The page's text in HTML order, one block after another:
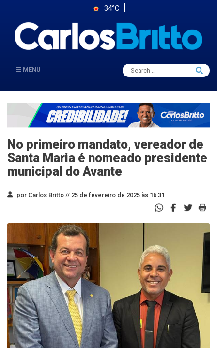
34°C
MENU
Search
for:
Search
No primeiro mandato, vereador de
Santa Maria é nomeado presidente
municipal do Avante
por Carlos Britto // 25 de fevereiro de 2025 às 16:31